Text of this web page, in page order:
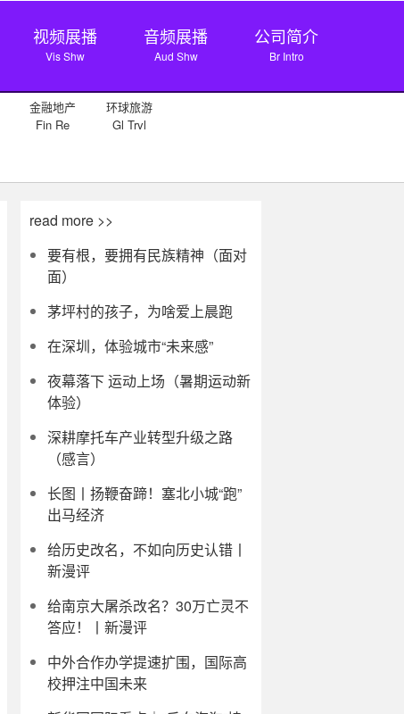
视频展播
Vis Shw
音频展播
Aud Shw
公司简介
Br Intro
金融地产
Fin Re
环球旅游
Gl Trvl
read more >>
要有根，要拥有民族精神（面对
面）
茅坪村的孩子，为啥爱上晨跑
在深圳，体验城市“未来感”
夜幕落下 运动上场（暑期运动新
体验）
深耕摩托车产业转型升级之路
（感言）
长图丨扬鞭奋蹄！塞北小城“跑”
出马经济
给历史改名，不如向历史认错丨
新漫评
给南京大屠杀改名？30万亡灵不
答应！丨新漫评
中外合作办学提速扩围，国际高
校押注中国未来